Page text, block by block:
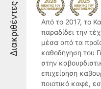
Διακριθέντες
Από το 2017, το
παραδίδει την
μέσα από τα
καθοδήγηση του
στην
επιχείρηση
ποιοτικό καφέ,